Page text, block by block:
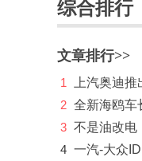
飞
丰田
福特
福田
综合排行
文章排行>>
1
上汽奥迪
2 全新海鸥车
3 不是油改电
4 一汽-大众